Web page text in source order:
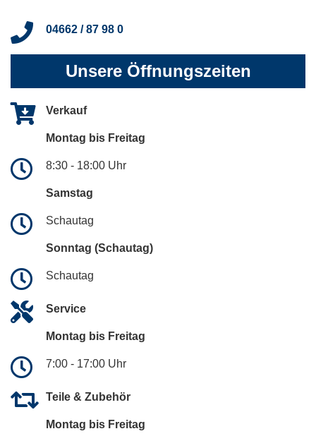
04662 / 87 98 0
Unsere Öffnungszeiten
Verkauf
Montag bis Freitag
8:30 - 18:00 Uhr
Samstag
Schautag
Sonntag (Schautag)
Schautag
Service
Montag bis Freitag
7:00 - 17:00 Uhr
Teile & Zubehör
Montag bis Freitag